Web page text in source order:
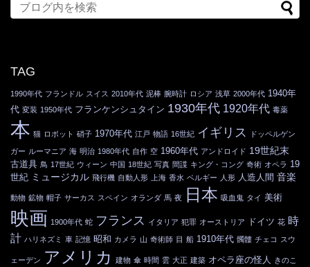
TAG
1990年代 フランドル スイス 2010年代 泥棒 腕時計 ロシア 浅草 2000年代 1940年
代 変装 1950年代 フランケンシュタイン 1930年代 1920年代 毒薬
本 猫 ロボット 硝子 1970年代 江戸 物語 16世紀 イギリス ドッペルゲン
ガー ルーマニア 海 明治 1980年代 自作 空 1960年代 アンドロイド 19世紀末
古道具 鳥 17世紀 ウィーン 中国 18世紀 写真 間諜 キング・コング 奇術 オペラ 19
世紀 ミュージカル 飛行機 自動人形 上海 香水 ベルギー 人形 人造人間 音楽
動物 鉱物 帽子 サーカス スペイン オランダ 馬 夜 日本 吸血鬼 タイ 美術
映画 1900年代 蛇 フランス イタリア 犯罪 オーストリア ドイツ 花 時
計 ハリネズミ 車 記憶 昭和 カメラ 山 奇術師 目 船 1910年代 髑髏 チェコ スウ
ェーデン アメリカ 建物 傘 時間 雲 大正 建築 オペラ座の怪人 きのこ